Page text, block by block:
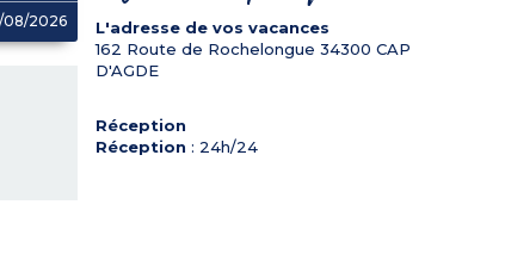
08/2026
L'adresse de vos vacances
162 Route de Rochelongue 34300 CAP
D'AGDE
Réception
Réception : 24h/24